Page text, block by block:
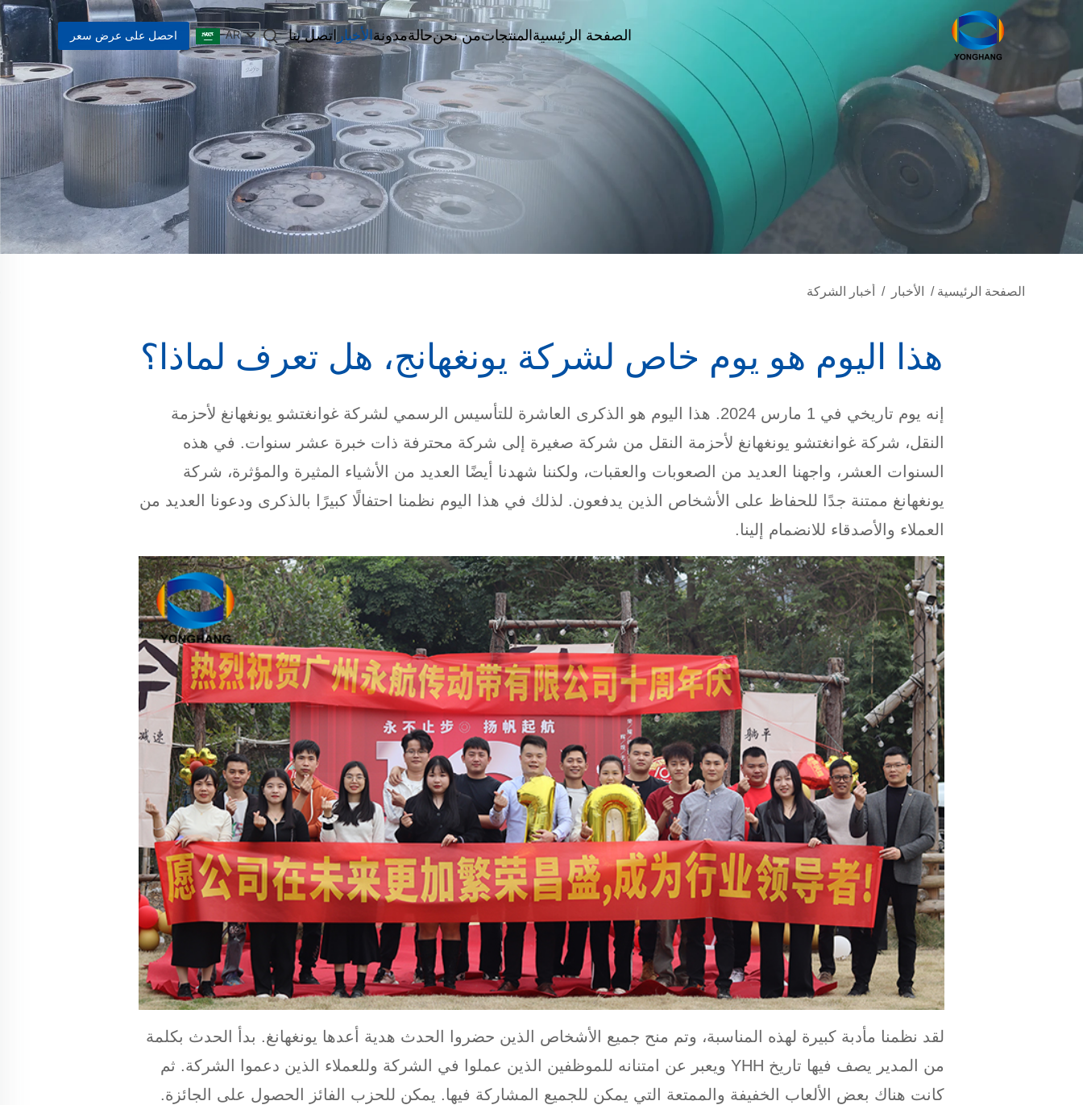
الصفحة الرئيسية المنتجاتمن نحنحالةمدونةالأخبار اتصل بنا AR احصل على عرض سعر
الصفحة الرئيسية / الأخبار / أخبار الشركة
هذا اليوم هو يوم خاص لشركة يونغهانج، هل تعرف لماذا؟
إنه يوم تاريخي في 1 مارس 2024. هذا اليوم هو الذكرى العاشرة للتأسيس الرسمي لشركة غوانغتشو يونغهانغ لأحزمة
النقل، شركة غوانغتشو يونغهانغ لأحزمة النقل من شركة صغيرة إلى شركة محترفة ذات خبرة عشر سنوات. في هذه
السنوات العشر، واجهنا العديد من الصعوبات والعقبات، ولكننا شهدنا أيضًا العديد من الأشياء المثيرة والمؤثرة، شركة
يونغهانغ ممتنة جدًا للحفاظ على الأشخاص الذين يدفعون. لذلك في هذا اليوم نظمنا احتفالًا كبيرًا بالذكرى ودعونا العديد من
العملاء والأصدقاء للانضمام إلينا.
لقد نظمنا مأدبة كبيرة لهذه المناسبة، وتم منح جميع الأشخاص الذين حضروا الحدث هدية أعدها يونغهانغ. بدأ الحدث بكلمة
من المدير يصف فيها تاريخ YHH ويعبر عن امتنانه للموظفين الذين عملوا في الشركة وللعملاء الذين دعموا الشركة. ثم
كانت هناك بعض الألعاب الخفيفة والممتعة التي يمكن للجميع المشاركة فيها. يمكن للحزب الفائز الحصول على الجائزة.